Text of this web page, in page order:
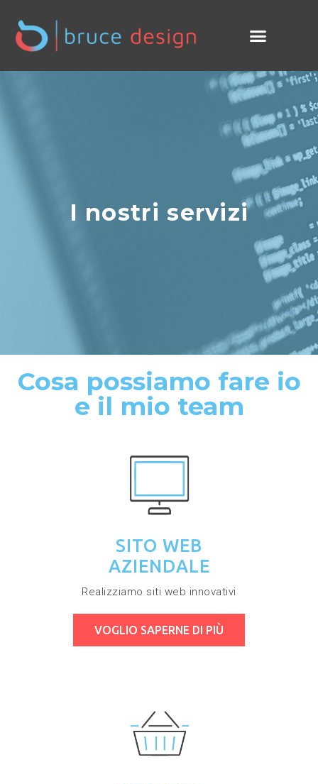
I nostri servizi
Cosa possiamo fare io
e il mio team
SITO WEB
AZIENDALE
Realizziamo siti web innovativi
VOGLIO SAPERNE DI PIÙ